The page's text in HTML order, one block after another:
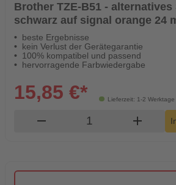
Brother TZE-B51 - alternatives
schwarz auf signal orange 24
beste Ergebnisse
kein Verlust der Gerätegarantie
100% kompatibel und passend
hervorragende Farbwiedergabe
Lieferzeit: 1-2 Werktage
15,85 €*
remove Produkt add